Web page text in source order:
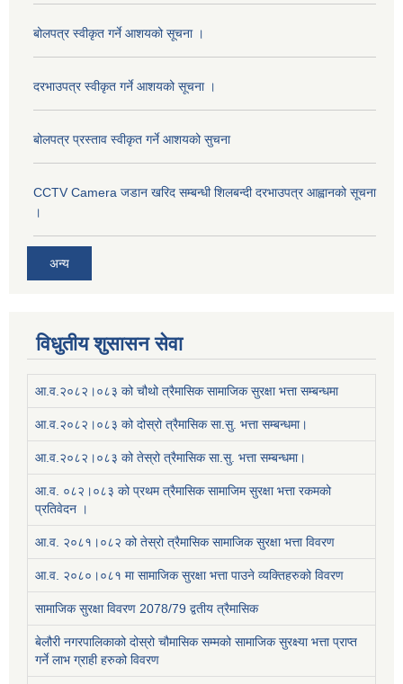
बोलपत्र स्वीकृत गर्ने आशयको सूचना ।
दरभाउपत्र स्वीकृत गर्ने आशयको सूचना ।
बोलपत्र प्रस्ताव स्वीकृत गर्ने आशयको सुचना
CCTV Camera जडान खरिद सम्बन्धी शिलबन्दी दरभाउपत्र आह्वानको सूचना
।
अन्य
विधुतीय शुसासन सेवा
आ.व.२०८२।०८३ को चौथो त्रैमासिक सामाजिक सुरक्षा भत्ता सम्बन्धमा
आ.व.२०८२।०८३ को दोस्रो त्रैमासिक सा.सु. भत्ता सम्बन्धमा।
आ.व.२०८२।०८३ को तेस्रो त्रैमासिक सा.सु. भत्ता सम्बन्धमा।
आ.व. ०८२।०८३ को प्रथम त्रैमासिक सामाजिम सुरक्षा भत्ता रकमको
प्रतिवेदन ।
आ.व. २०८१।०८२ को तेस्रो त्रैमासिक सामाजिक सुरक्षा भत्ता विवरण
आ.व. २०८०।०८१ मा सामाजिक सुरक्षा भत्ता पाउने व्यक्तिहरुको विवरण
सामाजिक सुरक्षा विवरण 2078/79 द्वतीय त्रैमासिक
बेलौरी नगरपालिकाको दोस्रो चौमासिक सम्मको सामाजिक सुरक्ष्या भत्ता प्राप्त
गर्ने लाभ ग्राही हरुको विवरण